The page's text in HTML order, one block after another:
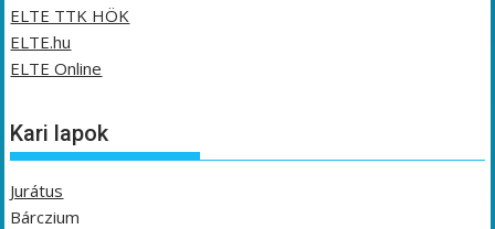
ELTE TTK HÖK
ELTE.hu
ELTE Online
Kari lapok
Jurátus
Bárczium